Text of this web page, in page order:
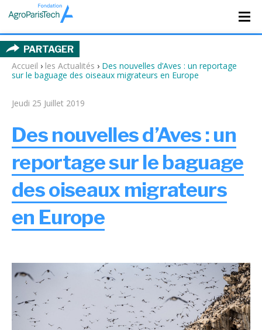
PARTAGER
Accueil › les Actualités › Des nouvelles d’Aves : un reportage
sur le baguage des oiseaux migrateurs en Europe
Jeudi 25 Juillet 2019
Des nouvelles d’Aves : un
reportage sur le baguage
des oiseaux migrateurs
en Europe